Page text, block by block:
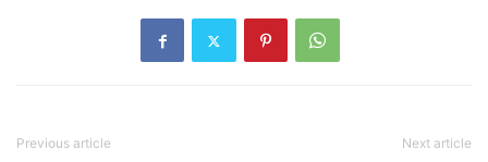
Previous article Next article